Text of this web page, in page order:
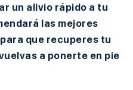
un alivio rápido a tu
las mejores
que recuperes tu
a ponerte en pie